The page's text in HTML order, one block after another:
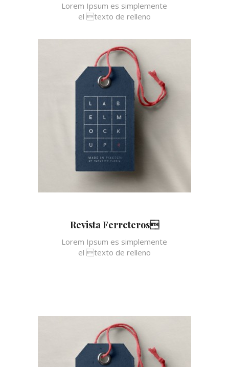
Lorem Ipsum es simplemente
el texto de relleno
Revista Ferreteros
Lorem Ipsum es simplemente
el texto de relleno